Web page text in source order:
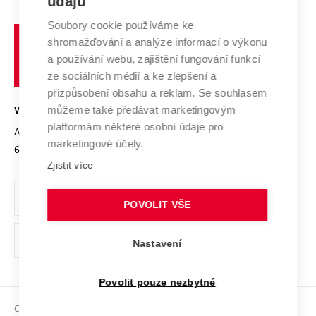
Systém zajišťování kvality výzkumu
Výzkumné infrastruktury
Transfer znalostí
Open Science
Projekty
Projekty ze strukturálních fondů
Specifický výzkum
Spolupráce se školami
Mezinárodní dohody
Univerzitní sítě
Profil univerzity
Udržitelná univerzita
Podnikavá univerzita / ContriBUTe
Bezpečná univerzita
Vyznamenání
Organizační struktura
Ochrana osobních údajů
odkaz)
Sociální bezpečí
učení
technické
Brně
VYSOKÉ UČENÍ TECHNICKÉ V BRNĚ
Antonínská 548/1
602 00 Brno
www.vut.cz
vut@vutbr.cz
Copyright © 2026 VUT
Soubory cookie používáme ke
shromažďování a analýze informací o výkonu
a používání webu, zajištění fungování funkcí
ze sociálních médií a ke zlepšení a
přizpůsobení obsahu a reklam. Se souhlasem
můžeme také předávat marketingovým
platformám některé osobní údaje pro
marketingové účely.
Zjistit více
POVOLIT VŠE
Nastavení
Povolit pouze nezbytné